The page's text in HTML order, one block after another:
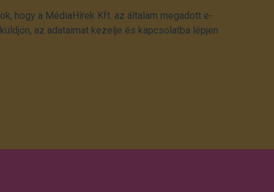
hogy a MédiaHírek Kft. az általam megadott e-
az adataimat kezelje és kapcsolatba lépjen